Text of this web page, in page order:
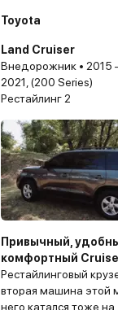
Toyota
Land Cruiser
Внедорожник • 2015 –
2021, (200 Series)
Рестайлинг 2
Привычный, удобный,
комфортный Cruiser
Рестайлинговый крузер
вторая машина этой
него катался тоже на